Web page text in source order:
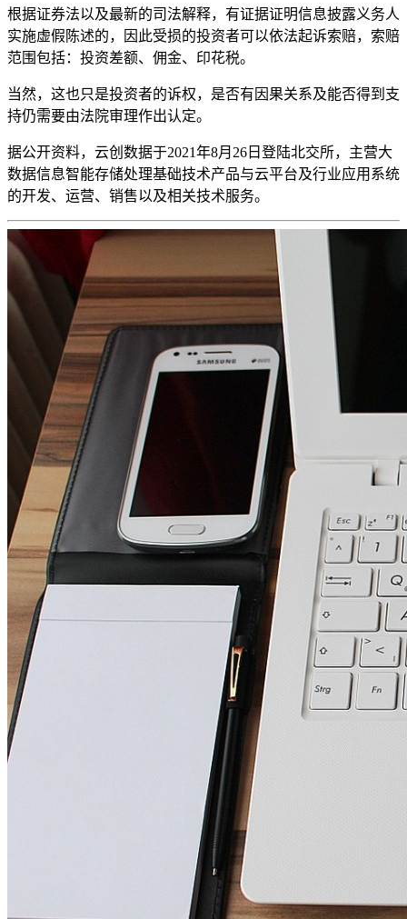
根据证券法以及最新的司法解释，有证据证明信息披露义务人
实施虚假陈述的，因此受损的投资者可以依法起诉索赔，索赔
范围包括：投资差额、佣金、印花税。
当然，这也只是投资者的诉权，是否有因果关系及能否得到支
持仍需要由法院审理作出认定。
据公开资料，云创数据于2021年8月26日登陆北交所，主营大
数据信息智能存储处理基础技术产品与云平台及行业应用系统
的开发、运营、销售以及相关技术服务。